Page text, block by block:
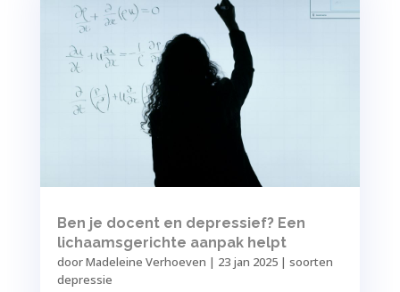
Ben je docent en depressief? Een
lichaamsgerichte aanpak helpt
doorMadeleine Verhoeven | 23 jan 2025| soorten
depressie